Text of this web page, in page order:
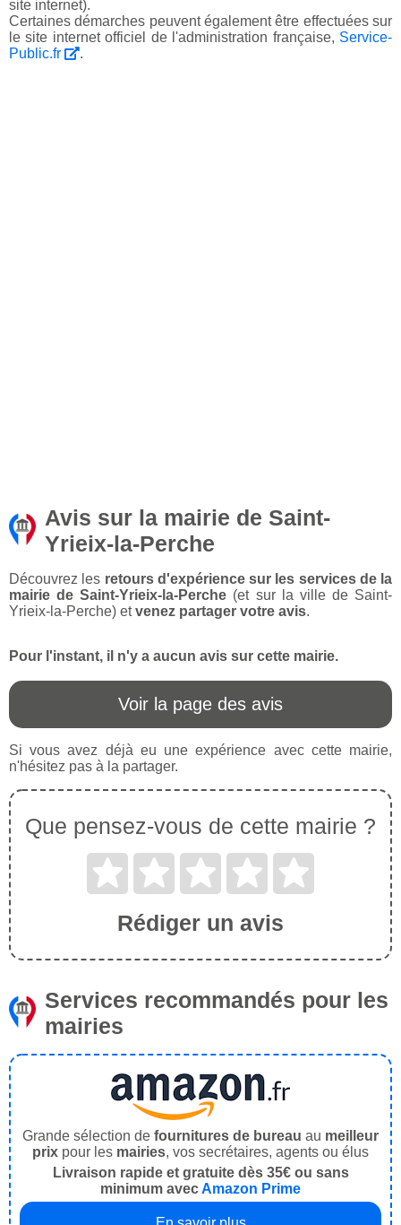
site internet).
Certaines démarches peuvent également être effectuées sur
le site internet officiel de l'administration française, Service-
Public.fr
.
Avis sur la mairie de Saint-
Yrieix-la-Perche
Découvrez les retours d'expérience sur les services de la
mairie de Saint-Yrieix-la-Perche (et sur la ville de Saint-
Yrieix-la-Perche) etvenez partager votre avis.
Pour l'instant, il n'y a aucun avis sur cette mairie.
Voir la page des avis
Si vous avez déjà eu une expérience avec cette mairie,
n'hésitez pas à la partager.
Que pensez-vous de cette mairie ?
Rédiger un avis
Services recommandés pour les
mairies
Grande sélection de fournitures de bureau au meilleur
prix pour les mairies, vos secrétaires, agents ou élus
Livraison rapide et gratuite dès 35€ ou sans
minimum avecAmazon Prime